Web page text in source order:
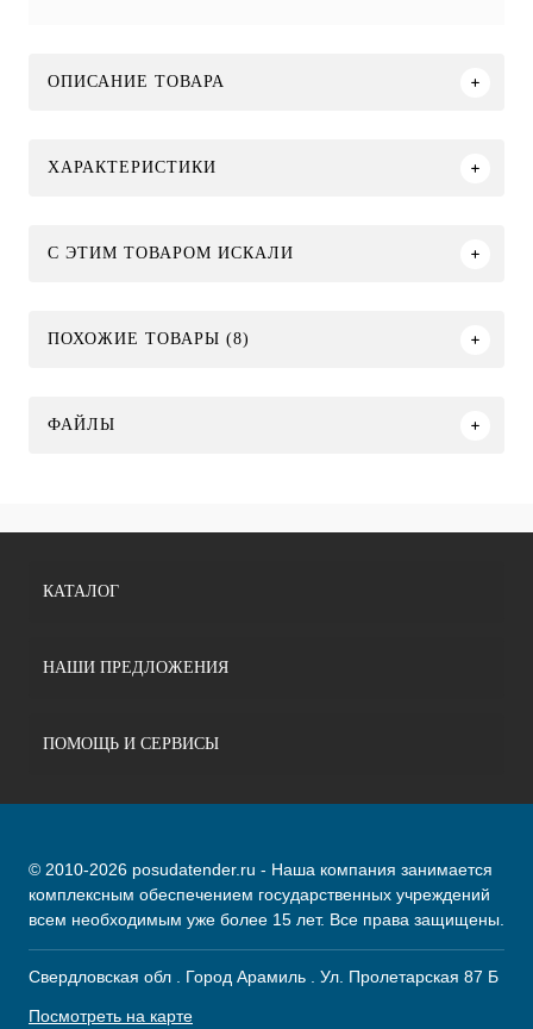
ОПИСАНИЕ ТОВАРА
ХАРАКТЕРИСТИКИ
C ЭТИМ ТОВАРОМ ИСКАЛИ
ПОХОЖИЕ ТОВАРЫ (8)
ФАЙЛЫ
КАТАЛОГ
НАШИ ПРЕДЛОЖЕНИЯ
ПОМОЩЬ И СЕРВИСЫ
© 2010-2026 posudatender.ru - Наша компания занимается
комплексным обеспечением государственных учреждений
всем необходимым уже более 15 лет. Все права защищены.
Свердловская обл . Город Арамиль . Ул. Пролетарская 87 Б
Посмотреть на карте